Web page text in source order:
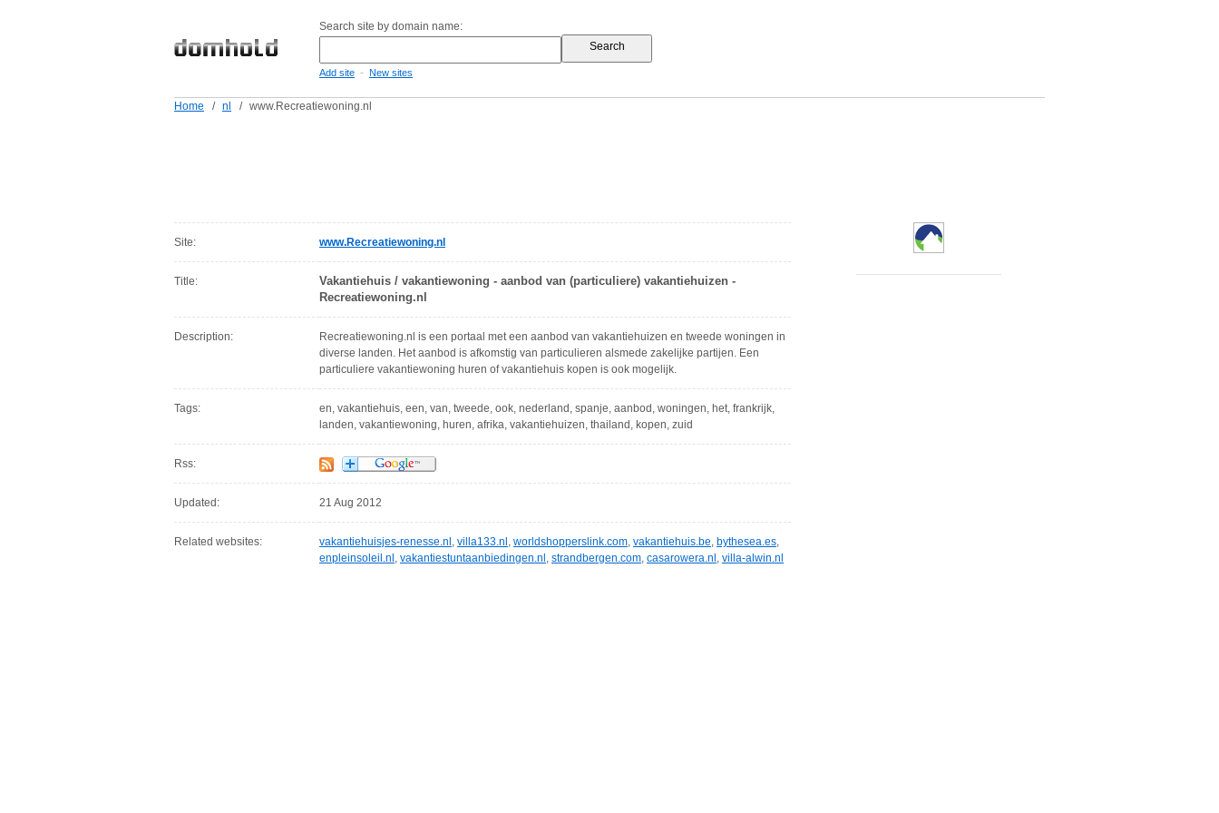
Search site by domain name:
Add site - New sites
Home / nl / www.Recreatiewoning.nl
Site: www.Recreatiewoning.nl
Title:
Vakantiehuis / vakantiewoning - aanbod van (particuliere) vakantiehuizen -
Recreatiewoning.nl
Description:
Recreatiewoning.nl is een portaal met een aanbod van vakantiehuizen en tweede woningen in
diverse landen. Het aanbod is afkomstig van particulieren alsmede zakelijke partijen. Een
particuliere vakantiewoning huren of vakantiehuis kopen is ook mogelijk.
Tags:
en, vakantiehuis, een, van, tweede, ook, nederland, spanje, aanbod, woningen, het, frankrijk,
landen, vakantiewoning, huren, afrika, vakantiehuizen, thailand, kopen, zuid
Rss:
Updated: 21 Aug 2012
Related websites: vakantiehuisjes-renesse.nl , villa133.nl , worldshopperslink.com, vakantiehuis.be, bythesea.es,
enpleinsoleil.nl , vakantiestuntaanbiedingen.nl , strandbergen.com, casarowera.nl , villa-alwin.nl